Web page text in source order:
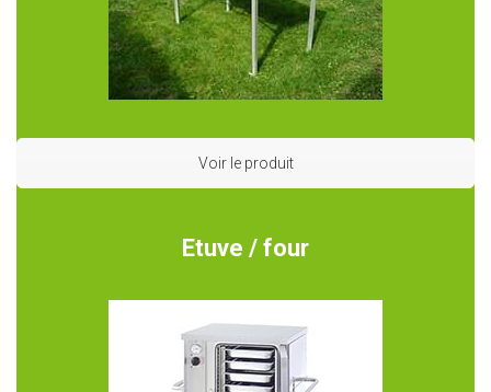
Voir le produit
Etuve / four